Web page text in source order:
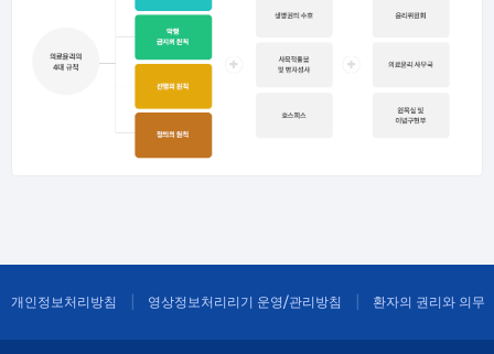
개인정보처리방침 영상정보처리리기 운영/관리방침 환자의 권리와 의무